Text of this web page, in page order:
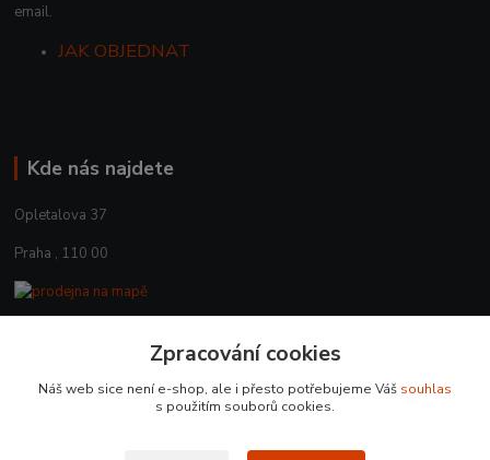
email.
JAK OBJEDNAT
Kde nás najdete
Opletalova 37
Praha , 110 00
+420 225 375 800
Zpracování cookies
Náš web sice není e-shop, ale i přesto potřebujeme Váš souhlas
s použitím souborů cookies.